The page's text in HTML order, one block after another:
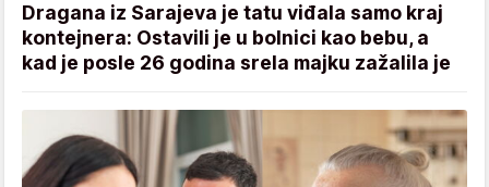
Dragana iz Sarajeva je tatu viđala samo kraj
kontejnera: Ostavili je u bolnici kao bebu, a
kad je posle 26 godina srela majku zažalila je